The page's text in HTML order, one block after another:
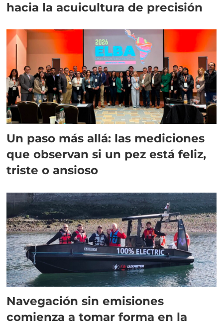
hacia la acuicultura de precisión
Un paso más allá: las mediciones
que observan si un pez está feliz,
triste o ansioso
Navegación sin emisiones
comienza a tomar forma en la